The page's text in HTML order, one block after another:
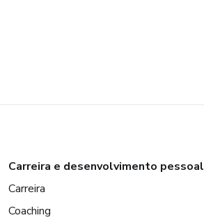
Carreira e desenvolvimento pessoal
Carreira
Coaching